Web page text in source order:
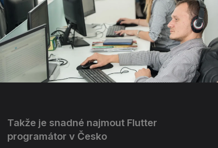
Takže je snadné najmout Flutter
programátor v Česko